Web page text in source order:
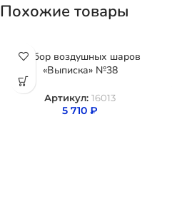
Похожие товары
Набор воздушных шаров
«Выписка» №38
Артикул: 16013
5 710 ₽